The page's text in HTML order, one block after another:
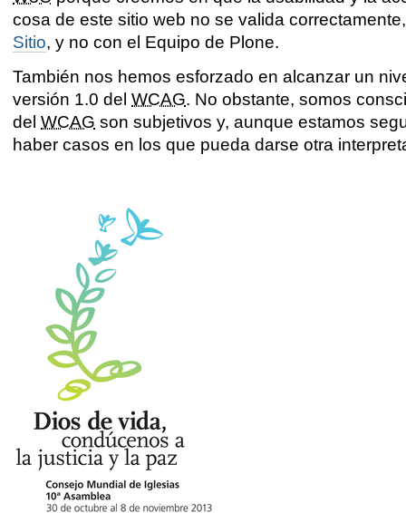
cosa de este sitio web no se valida
Sitio, y no con el Equipo de Plone.
También nos hemos esforzado en alcanzar un
versión 1.0 delWCAG. No obstante, somos
delWCAG son subjetivos y, aunque estamos
haber casos en los que pueda darse otra